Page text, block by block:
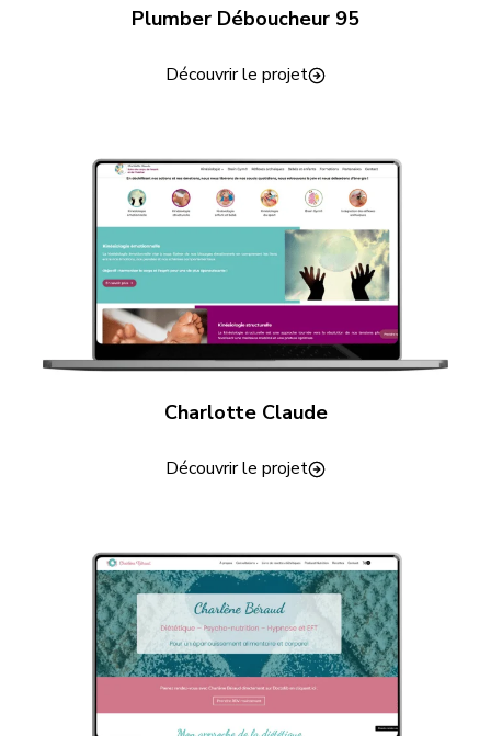
Plumber Déboucheur 95
Découvrir le projet
Charlotte Claude
Découvrir le projet